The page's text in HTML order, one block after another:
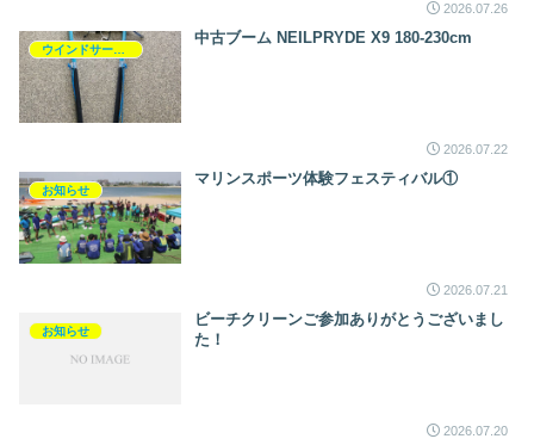
2026.07.26
ウインドサーフィン
中古ブーム NEILPRYDE X9 180-230cm
2026.07.22
お知らせ
マリンスポーツ体験フェスティバル①
2026.07.21
お知らせ
ビーチクリーンご参加ありがとうございまし
た！
2026.07.20